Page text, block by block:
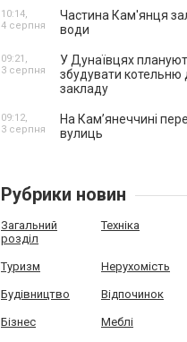
Частина Кам'янця
води
10:14,
4 серпня
У Дунаївцях
збудувати котельню
закладу
09:21,
3 серпня
На Камʼянеччині
вулиць
09:12,
3 серпня
Рубрики новин
Загальний
розділ
Техніка
Туризм Нерухомість
Будівництво Відпочинок
Бізнес Меблі